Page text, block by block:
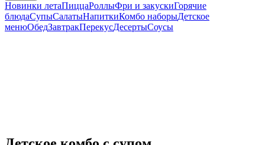
Новинки летаПиццаРоллыФри и закускиГорячие
блюдаСупыСалатыНапиткиКомбо наборыДетское
менюОбедЗавтракПерекусДесертыСоусы